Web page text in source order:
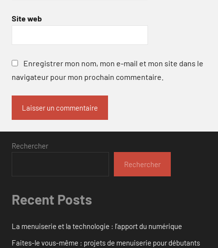
Site web
Enregistrer mon nom, mon e-mail et mon site dans le
navigateur pour mon prochain commentaire.
Rechercher
Rechercher
Recent Posts
La menuiserie et la technologie : l’apport du numérique
Faites-le vous-même : projets de menuiserie pour débutants